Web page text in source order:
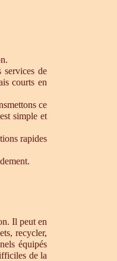
de
courts en
ce
simple et
rapides
Il peut en
recycler,
équipés
de la